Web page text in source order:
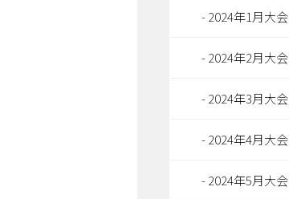
2024年1月大会
2024年2月大会
2024年3月大会
2024年4月大会
2024年5月大会